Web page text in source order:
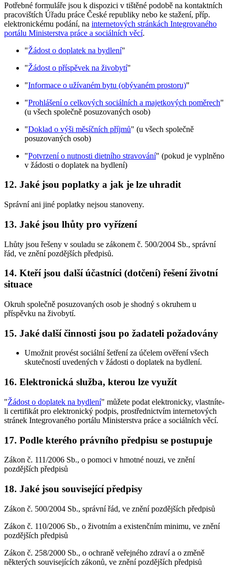
Potřebné formuláře jsou k dispozici v tištěné podobě na kontaktních
pracovištích Úřadu práce České republiky nebo ke stažení, příp.
elektronickému podání, na internetových stránkách Integrovaného
portálu Ministerstva práce a sociálních věcí.
"Žádost o doplatek na bydlení"
"Žádost o příspěvek na živobytí"
"Informace o užívaném bytu (obývaném prostoru)"
"Prohlášení o celkových sociálních a majetkových poměrech"
(u všech společně posuzovaných osob)
"Doklad o výši měsíčních příjmů" (u všech společně
posuzovaných osob)
"Potvrzení o nutnosti dietního stravování" (pokud je vyplněno
v žádosti o doplatek na bydlení)
12. Jaké jsou poplatky a jak je lze uhradit
Správní ani jiné poplatky nejsou stanoveny.
13. Jaké jsou lhůty pro vyřízení
Lhůty jsou řešeny v souladu se zákonem č. 500/2004 Sb., správní
řád, ve znění pozdějších předpisů.
14. Kteří jsou další účastníci (dotčení) řešení životní
situace
Okruh společně posuzovaných osob je shodný s okruhem u
příspěvku na živobytí.
15. Jaké další činnosti jsou po žadateli požadovány
Umožnit provést sociální šetření za účelem ověření všech
skutečností uvedených v žádosti o doplatek na bydlení.
16. Elektronická služba, kterou lze využít
"Žádost o doplatek na bydlení" můžete podat elektronicky, vlastníte-
li certifikát pro elektronický podpis, prostřednictvím internetových
stránek Integrovaného portálu Ministerstva práce a sociálních věcí.
17. Podle kterého právního předpisu se postupuje
Zákon č. 111/2006 Sb., o pomoci v hmotné nouzi, ve znění
pozdějších předpisů
18. Jaké jsou související předpisy
Zákon č. 500/2004 Sb., správní řád, ve znění pozdějších předpisů
Zákon č. 110/2006 Sb., o životním a existenčním minimu, ve znění
pozdějších předpisů
Zákon č. 258/2000 Sb., o ochraně veřejného zdraví a o změně
některých souvisejících zákonů, ve znění pozdějších předpisů